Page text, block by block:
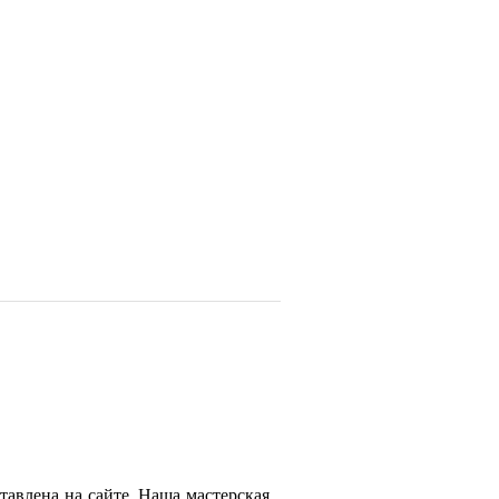
на сайте. Наша мастерская